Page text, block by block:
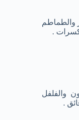
والطماطم
.
والفلفل